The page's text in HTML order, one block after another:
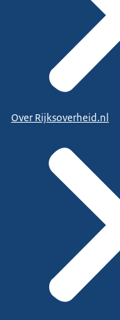
Over Rijksoverheid.nl